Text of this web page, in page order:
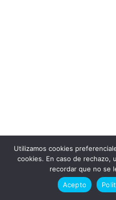
Doctor en alaska © Todos
Politica de cookies
Utilizamos cookies
cookies. En caso de rechazo,
recordar que no se
Acepto